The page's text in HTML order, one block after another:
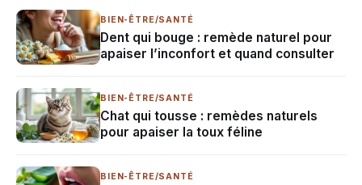
BIEN-ÊTRE/SANTÉ
Dent qui bouge : remède naturel pour
apaiser l’inconfort et quand consulter
BIEN-ÊTRE/SANTÉ
Chat qui tousse : remèdes naturels
pour apaiser la toux féline
BIEN-ÊTRE/SANTÉ